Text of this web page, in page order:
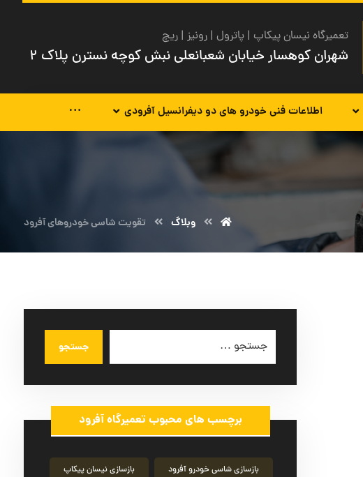
تعمیرگاه نیسان پیکاپ | پاترول | رونیز | ریچ
شهران کوهسار خیابان شعبانعلی نبش کوچه نسترن پلاک ۲
اطلاعات فنی خودرو های دو دیفرانسیل آفرودی
وبلاگ تقویت شاسی خودروهای آفرود
جستجو
برچسب های محبوب تعمیرگاه آفرود
بازسازی شاسی خودرو آفرود بازسازی نیسان پیکاپ